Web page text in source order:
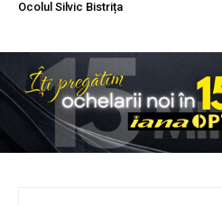
Ocolul Silvic Bistrița